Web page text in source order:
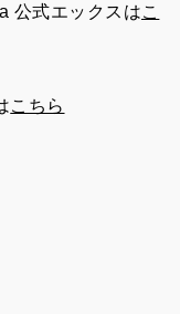
公式エックスはこ
こちら